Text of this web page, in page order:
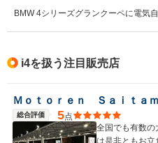
BMW 4シリーズグランクーペに電気
i4を扱う注目販売店
総合評価 5点
全国でも有数の
は是非ともお立